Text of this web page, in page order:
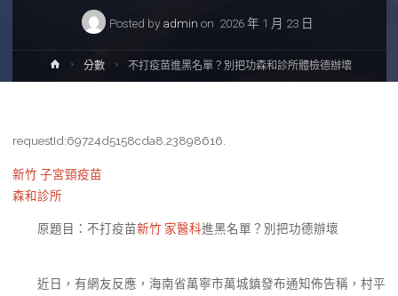
Posted by admin on 2026 年 1 月 23 日
Home分數 不打疫苗進黑名單？別把功森和診所體檢德辦壞
requestId:69724d5158cda8.23898616.
新竹 子宮頸疫苗
森和診所
原題目：不打疫苗新竹 家醫科進黑名單？別把功德辦壞
近日，有網友反應，海南省萬寧市萬城鎮發布通知佈告稱，村平